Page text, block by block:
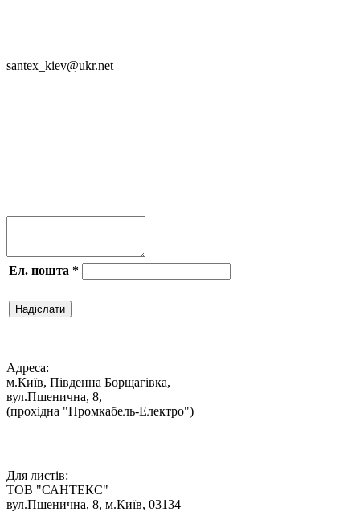
santex_kiev@ukr.net
Ел. пошта *
Надіслати
Адреса:
м.Київ, Південна Борщагівка,
вул.Пшенична, 8,
(прохідна "Промкабель-Електро")
Для листів:
ТОВ "САНТЕКС"
вул.Пшенична, 8, м.Київ, 03134